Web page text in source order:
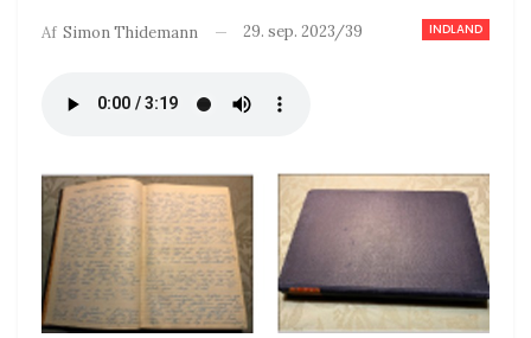
INDLAND
Af Simon Thidemann 29. sep. 2023/39